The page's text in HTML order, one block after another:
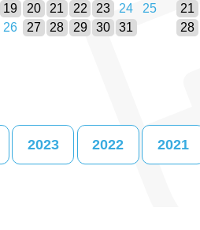
19
20 21 22 23 24
25
26
27 28 29 30 31
21
28
2023 2022 2021